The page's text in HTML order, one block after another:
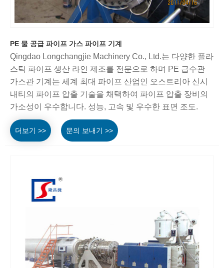
PE 물 공급 파이프 가스 파이프 기계
Qingdao Longchangjie Machinery Co., Ltd.는 다양한 플라
스틱 파이프 생산 라인 제조를 전문으로 하며 PE 급수관
가스관 기계는 세계 최대 파이프 산업인 오스트리아 신시
내티의 파이프 압출 기술을 채택하여 파이프 압출 장비의
가소성이 우수합니다. 성능, 고속 및 우수한 표면 조도.
더보기 >> 문의 보내기 >>